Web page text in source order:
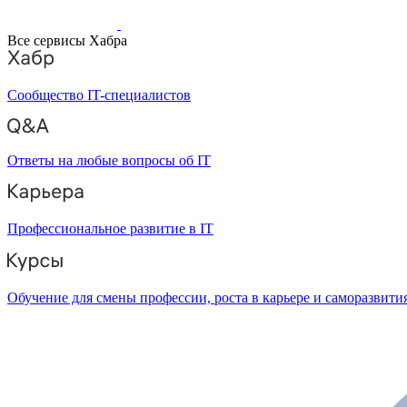
Все сервисы Хабра
Сообщество IT-специалистов
Ответы на любые вопросы об IT
Профессиональное развитие в IT
Обучение для смены профессии, роста в карьере и